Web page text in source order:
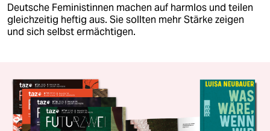
Deutsche Feministinnen machen auf harmlos und teilen
gleichzeitig heftig aus. Sie sollten mehr Stärke zeigen
und sich selbst ermächtigen.